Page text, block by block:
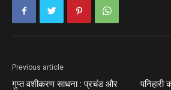
Previous article
गुप्त वशीकरण साधना : प्रचंड और